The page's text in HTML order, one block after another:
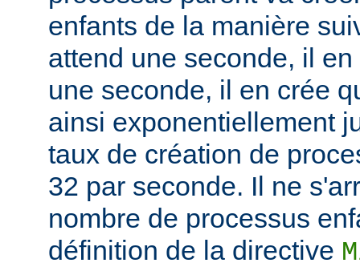
enfants de la manière
attend une seconde, il
une seconde, il en crée
ainsi exponentiellement
taux de création de
32 par seconde. Il ne
nombre de processus
définition de la directive